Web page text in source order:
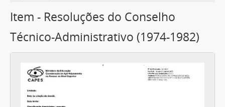
Item - Resoluções do Conselho
Técnico-Administrativo (1974-1982)